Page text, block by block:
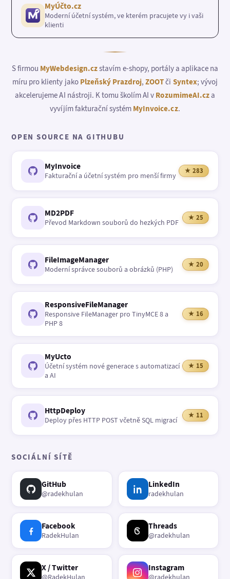
MyÚčto.cz
Moderní účetní systém, ve kterém pracujete vy i vaši
klienti
S firmou MyWebdesign.czstavím e-shopy, portály a aplikace na
míru pro klienty jako Plzeňský Prazdroj,ZOOTči Syntex; vývoj
akcelerujeme AI nástroji. K tomu školím AI v RozumimeAI.cza
vyvíjím fakturační systém MyInvoice.cz.
OPEN SOURCE NA GITHUBU
MyInvoice
Fakturační a účetní systém pro menší firmy
★ 283
MD2PDF
Převod Markdown souborů do hezkých PDF
★ 25
FileImageManager
Moderní správce souborů a obrázků (PHP)
★ 20
ResponsiveFileManager
Responsive FileManager pro TinyMCE 8 a
PHP 8
★ 16
MyUcto
Účetní systém nové generace s automatizací
a AI
★ 15
HttpDeploy
Deploy přes HTTP POST včetně SQL migrací
★ 11
SOCIÁLNÍ SÍTĚ
GitHub
@radekhulan
LinkedIn
radekhulan
Facebook
RadekHulan
Threads
@radekhulan
X / Twitter Instagram